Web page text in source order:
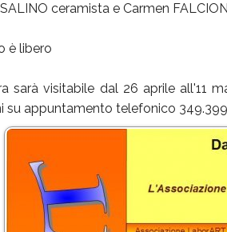
ceramista e Carmen
è libero
sarà visitabile dal 26 aprile all'11
su appuntamento telefonico